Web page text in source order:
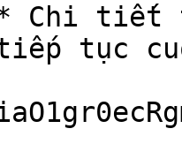
Chi tiết
tục